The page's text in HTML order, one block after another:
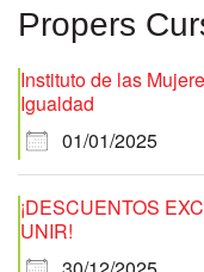
Propers
Instituto de las
Igualdad
01/01/2025
¡DESCUENTOS
UNIR!